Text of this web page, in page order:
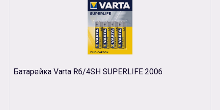
Батарейка Varta R6/4SH SUPERLIFE 2006